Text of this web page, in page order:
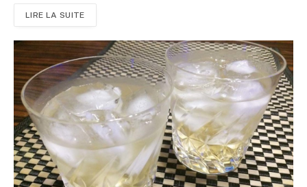
LIRE LA SUITE